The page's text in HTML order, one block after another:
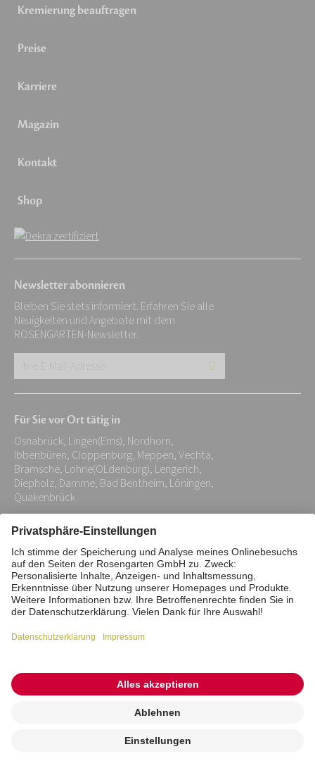
Kremierung beauftragen
Preise
Karriere
Magazin
Kontakt
Shop
Newsletter abonnieren
Bleiben Sie stets informiert. Erfahren Sie alle
Neuigkeiten und Angebote mit dem
ROSENGARTEN-Newsletter.
Adresse:
*
Für Sie vor Ort tätig in
Osnabrück, Lingen(Ems), Nordhorn,
Ibbenbüren, Cloppenburg, Meppen, Vechta,
Bramsche, Lohne(OLdenburg), Lengerich,
Diepholz, Damme, Bad Bentheim, Löningen,
Quakenbrück
Impressum Datenschutz
Stiftung
Interne Meldestelle
Zahlungsmittel
Barrierefreiheitserklärung
Vertrag widerrufen
© 2026 ROSENGARTEN-Tierbestattung